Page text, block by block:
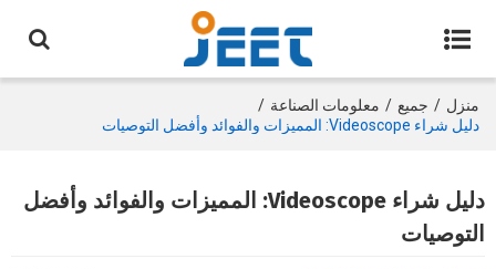
منزل / جميع / معلومات الصناعة /
دليل شراء Videoscope: المميزات والفوائد وأفضل التوصيات
دليل شراء Videoscope: المميزات والفوائد وأفضل
التوصيات